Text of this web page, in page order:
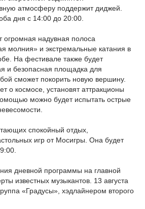
атмосферу поддержит диджей.
дня с 14:00 до 20:00.
надувная полоса
молния» и экстремальные катания в
На фестивале также будет
и безопасная площадка для
сможет покорить новую вершину.
о космосе, установят аттракционы
можно будет испытать острые
спокойный отдых,
игр от Мосигры. Она будет
дневной программы на главной
известных музыкантов. 13 августа
«Градусы», хэдлайнером второго